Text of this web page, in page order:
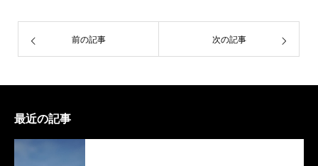
前の記事 次の記事
最近の記事